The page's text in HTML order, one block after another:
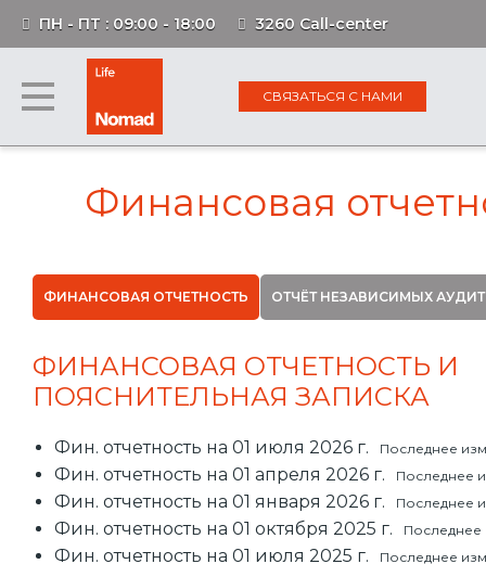
ПН - ПТ : 09:00 - 18:00 3260 Call-center
СВЯЗАТЬСЯ С НАМИ
Финансовая
ФИНАНСОВАЯ ОТЧЕТНОСТЬ ОТЧЁТ НЕЗАВИСИМЫХ
ФИНАНСОВАЯ ОТЧЕТНОСТЬ И
ПОЯСНИТЕЛЬНАЯ ЗАПИСКА
Фин. отчетность на 01 июля 2026 г. Последнее
Фин. отчетность на 01 апреля 2026 г. Последнее
Фин. отчетность на 01 января 2026 г. Последнее
Фин. отчетность на 01 октября 2025 г. Последнее
Фин. отчетность на 01 июля 2025 г. Последнее